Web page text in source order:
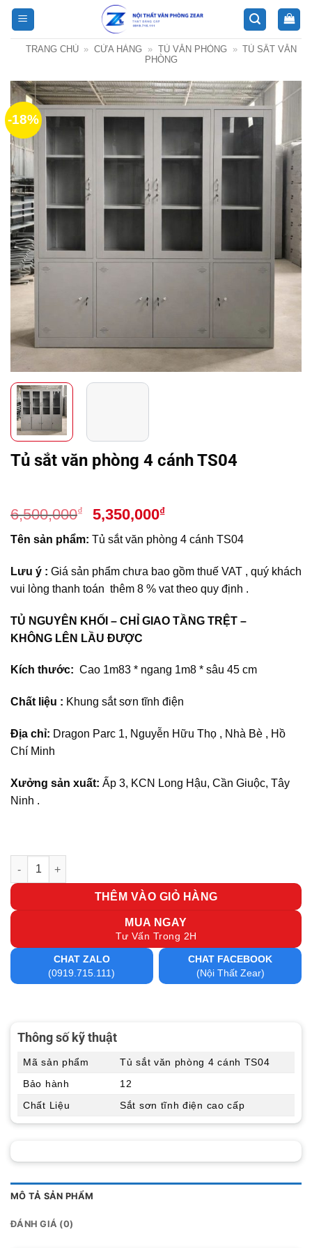
Bỏ
qua
nội
TRANG CHỦ » CỬA HÀNG » TỦ VĂN PHÒNG » TỦ SẮT VĂN
PHÒNG
-18%
Tủ sắt văn phòng 4 cánh TS04
6,500,000₫
Giá
gốc
là:
6,500,000₫.
5,350,000₫Giá
hiện
tại
là:
5,350,000₫.
Tên sản phẩm: Tủ sắt văn phòng 4 cánh TS04
Lưu ý : Giá sản phẩm chưa bao gồm thuế VAT , quý khách
vui lòng thanh toán thêm 8 % vat theo quy định .
TỦ NGUYÊN KHỐI – CHỈ GIAO TẦNG TRỆT –
KHÔNG LÊN LẦU ĐƯỢC
Kích thước: Cao 1m83 * ngang 1m8 * sâu 45 cm
Chất liệu : Khung sắt sơn tĩnh điện
Địa chỉ: Dragon Parc 1, Nguyễn Hữu Thọ , Nhà Bè , Hồ
Chí Minh
Xưởng sản xuất: Ấp 3, KCN Long Hậu, Cần Giuộc, Tây
Ninh .
Tủ sắt văn phòng 4 cánh TS04 số lượng
THÊM VÀO GIỎ HÀNG
MUA NGAY
Tư Vấn Trong 2H
CHAT ZALO
(0919.715.111)
CHAT FACEBOOK
(Nội Thất Zear)
MÔ TẢ SẢN PHẨM
ĐÁNH GIÁ (0)
Thông số kỹ thuật
Mã sản phẩm
Tủ sắt văn phòng 4 cánh TS04
Bảo hành
12
Chất Liệu
Sắt sơn tĩnh điện cao cấp